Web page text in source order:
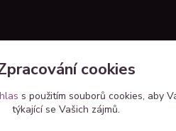
Upravit sběr cookies.
cookies
s použitím souborů cookies, aby
týkající se Vašich zájmů.